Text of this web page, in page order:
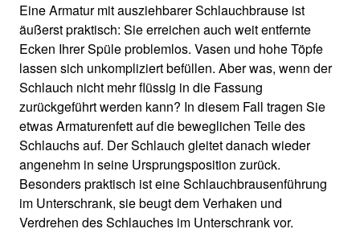
Eine Armatur mit ausziehbarer Schlauchbrause ist
äußerst praktisch: Sie erreichen auch weit entfernte
Ecken Ihrer Spüle problemlos. Vasen und hohe Töpfe
lassen sich unkompliziert befüllen. Aber was, wenn der
Schlauch nicht mehr flüssig in die Fassung
zurückgeführt werden kann? In diesem Fall tragen Sie
etwas Armaturenfett auf die beweglichen Teile des
Schlauchs auf. Der Schlauch gleitet danach wieder
angenehm in seine Ursprungsposition zurück.
Besonders praktisch ist eine Schlauchbrausenführung
im Unterschrank, sie beugt dem Verhaken und
Verdrehen des Schlauches im Unterschrank vor.